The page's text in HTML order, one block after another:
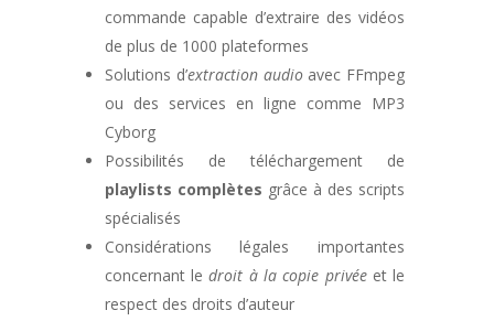
commande capable d’extraire des vidéos
de plus de 1000 plateformes
Solutions d’extraction audioavec FFmpeg
ou des services en ligne comme MP3
Cyborg
Possibilités de téléchargement de
playlists complètes grâce à des scripts
spécialisés
Considérations légales importantes
concernant ledroit à la copie privéeet le
respect des droits d’auteur